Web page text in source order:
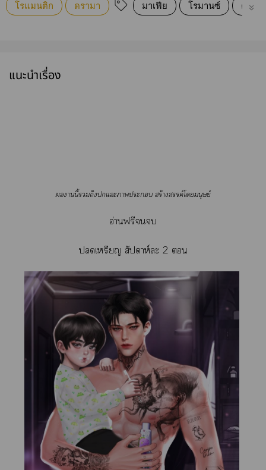
โรแมนติก ดรามา มาเฟีย โรมานซ์ ดราม่
แนะนำเรื่อง
านนี้ถึงแะาะ สร้างสรรค์โมนุษย์
อ่านฟรี
เหรียญ สัปดาห์ะ 2 